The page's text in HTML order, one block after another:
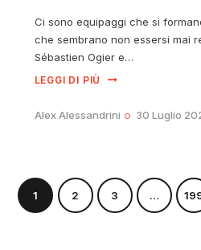
Ci sono equipaggi che si
che sembrano non essersi mai
Sébastien Ogier e…
LEGGI DI PIÙ
Alex Alessandrini 30 Luglio
1 2 3 …
>